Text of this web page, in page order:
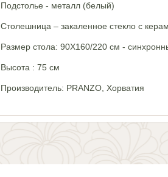
Подстолье - металл (белый)
Столешница – закаленное стекло с
Размер стола: 90Х160/220 см -
Высота : 75 см
Производитель: PRANZO, Хорватия